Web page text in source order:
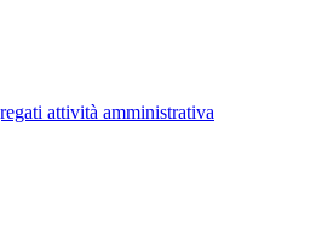
attività amministrativa